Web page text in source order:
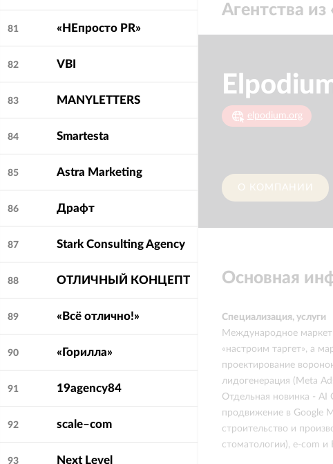
81 «НЕпросто PR»
82 VBI
83 MANYLETTERS
84 Smartesta
85 Astra Marketing
86 Драфт
87 Stark Consulting Agency
88 ОТЛИЧНЫЙ КОНЦЕПТ
89 «Всё отлично!»
90 «Горилла»
91 19agency84
92 scale–com
93 Next Level
Агентства из
elpodium.org
О КОМПАНИИ
Основная
Специализация, услуги
Международное
«настроим таргет», а
проектирование
лидогенерация (Meta
Отдельная новинка - AI
продвижение в Google
строительство и
стоматологии), e-com и
Средняя оценка
5.0